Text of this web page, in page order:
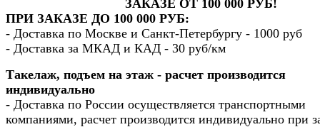
ЗАКАЗЕ ОТ 100 000 РУБ!
ПРИ ЗАКАЗЕ ДО 100 000 РУБ:
- Доставка по Москве и Санкт-Петербургу - 1000 руб
- Доставка за МКАД и КАД - 30 руб/км
Такелаж, подъем на этаж - расчет производится
индивидуально
- Доставка по России осуществляется транспортными
компаниями, расчет производится индивидуально при